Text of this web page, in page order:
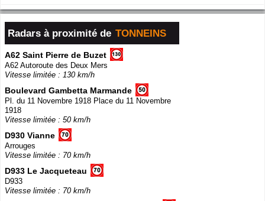
Radars à proximité de TONNEINS
A62 Saint Pierre de Buzet
A62 Autoroute des Deux Mers
Vitesse limitée : 130 km/h
Boulevard Gambetta Marmande
Pl. du 11 Novembre 1918 Place du 11 Novembre
1918
Vitesse limitée : 50 km/h
D930 Vianne
Arrouges
Vitesse limitée : 70 km/h
D933 Le Jacqueteau
D933
Vitesse limitée : 70 km/h